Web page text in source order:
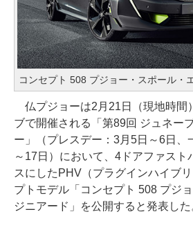
コンセプト 508 プジョー・スポール・
仏プジョーは2月21日（現地時間
ブで開催される「第89回 ジュネー
ー」（プレスデー：3月5日～6日、
～17日）において、4ドアファスト
スにしたPHV（プラグインハイブ
プトモデル「コンセプト 508 プジ
ジニアード」を公開すると発表した